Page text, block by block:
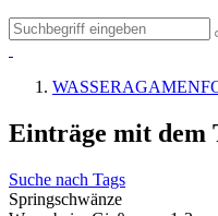
Einträge mit dem
Suche nach Tags
Springschwänze